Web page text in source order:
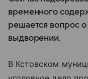
временного
решается вопрос
выдворении.
В Кстовском